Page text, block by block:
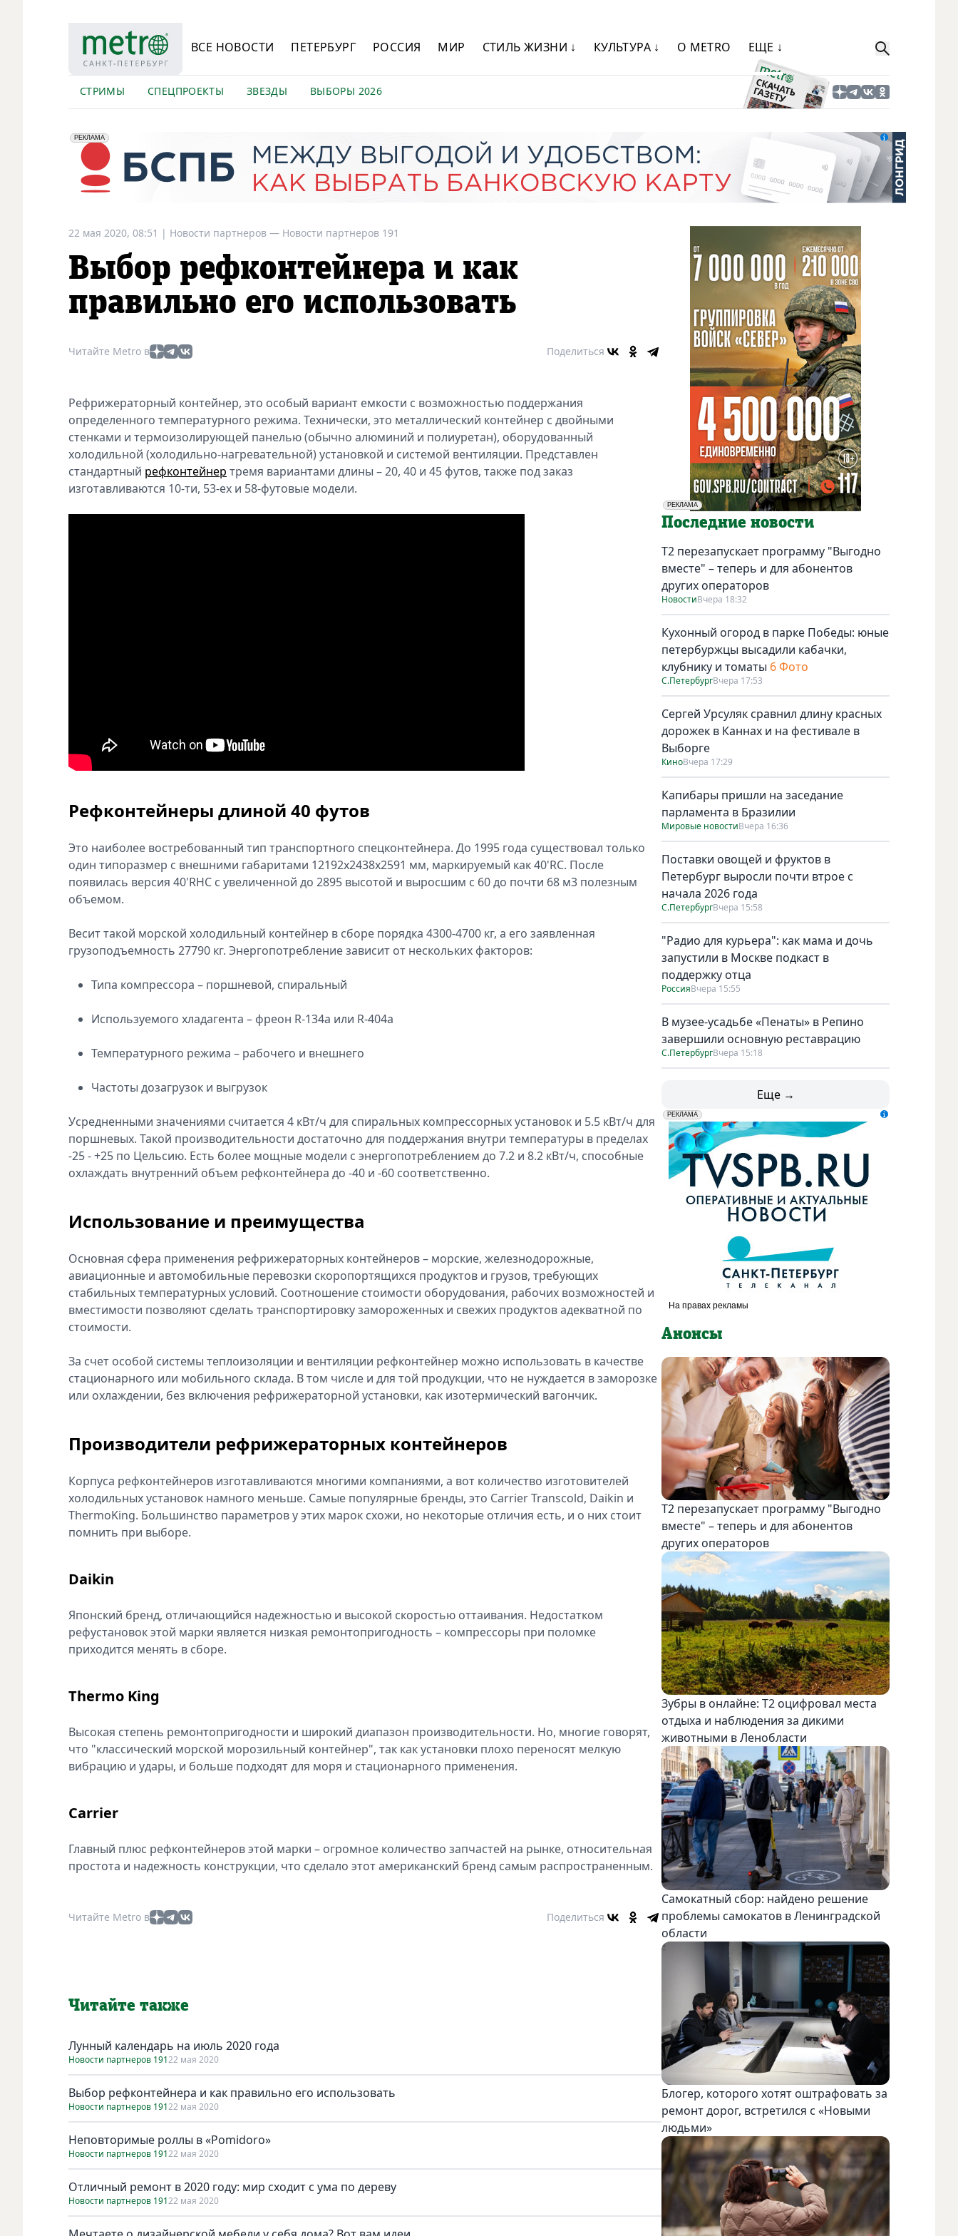
ВСЕ НОВОСТИ ПЕТЕРБУРГ РОССИЯ МИР СТИЛЬ ЖИЗНИ ↓ КУЛЬТУРА ↓ О METRO ЕЩЕ ↓
СТРИМЫ СПЕЦПРОЕКТЫ ЗВЕЗДЫ ВЫБОРЫ 2026
erid: 2VfnxyFybV5
РЕКЛАМА
ПАО "Банк "Санкт-Петербург", ИНН: 7831000027
22 мая 2020, 08:51 | Новости партнеров — Новости партнеров 191
Выбор рефконтейнера и как
правильно его использовать
Читайте Metro в Поделиться
Рефрижераторный контейнер, это особый вариант емкости с возможностью поддержания
определенного температурного режима. Технически, это металлический контейнер с двойными
стенками и термоизолирующей панелью (обычно алюминий и полиуретан), оборудованный
холодильной (холодильно-нагревательной) установкой и системой вентиляции. Представлен
стандартный рефконтейнер тремя вариантами длины – 20, 40 и 45 футов, также под заказ
изготавливаются 10-ти, 53-ех и 58-футовые модели.
Рефконтейнеры длиной 40 футов
Это наиболее востребованный тип транспортного спецконтейнера. До 1995 года существовал только
один типоразмер с внешними габаритами 12192х2438х2591 мм, маркируемый как 40'RC. После
появилась версия 40'RHC с увеличенной до 2895 высотой и выросшим с 60 до почти 68 м3 полезным
объемом.
Весит такой морской холодильный контейнер в сборе порядка 4300-4700 кг, а его заявленная
грузоподъемность 27790 кг. Энергопотребление зависит от нескольких факторов:
Типа компрессора – поршневой, спиральный
Используемого хладагента – фреон R-134а или R-404а
Температурного режима – рабочего и внешнего
Частоты дозагрузок и выгрузок
Усредненными значениями считается 4 кВт/ч для спиральных компрессорных установок и 5.5 кВт/ч для
поршневых. Такой производительности достаточно для поддержания внутри температуры в пределах
-25 - +25 по Цельсию. Есть более мощные модели с энергопотреблением до 7.2 и 8.2 кВт/ч, способные
охлаждать внутренний объем рефконтейнера до -40 и -60 соответственно.
Использование и преимущества
Основная сфера применения рефрижераторных контейнеров – морские, железнодорожные,
авиационные и автомобильные перевозки скоропортящихся продуктов и грузов, требующих
стабильных температурных условий. Соотношение стоимости оборудования, рабочих возможностей и
вместимости позволяют сделать транспортировку замороженных и свежих продуктов адекватной по
стоимости.
За счет особой системы теплоизоляции и вентиляции рефконтейнер можно использовать в качестве
стационарного или мобильного склада. В том числе и для той продукции, что не нуждается в заморозке
или охлаждении, без включения рефрижераторной установки, как изотермический вагончик.
Производители рефрижераторных контейнеров
Корпуса рефконтейнеров изготавливаются многими компаниями, а вот количество изготовителей
холодильных установок намного меньше. Самые популярные бренды, это Carrier Transcold, Daikin и
ThermoKing. Большинство параметров у этих марок схожи, но некоторые отличия есть, и о них стоит
помнить при выборе.
Daikin
Японский бренд, отличающийся надежностью и высокой скоростью оттаивания. Недостатком
рефустановок этой марки является низкая ремонтопригодность – компрессоры при поломке
приходится менять в сборе.
Thermo King
Высокая степень ремонтопригодности и широкий диапазон производительности. Но, многие говорят,
что "классический морской морозильный контейнер", так как установки плохо переносят мелкую
вибрацию и удары, и больше подходят для моря и стационарного применения.
Carrier
Главный плюс рефконтейнеров этой марки – огромное количество запчастей на рынке, относительная
простота и надежность конструкции, что сделало этот американский бренд самым распространенным.
Читайте Metro в Поделиться
Читайте также
Лунный календарь на июль 2020 года
Новости партнеров 19122 мая 2020
Выбор рефконтейнера и как правильно его использовать
Новости партнеров 19122 мая 2020
Неповторимые роллы в «Pomidoro»
Новости партнеров 19122 мая 2020
Отличный ремонт в 2020 году: мир сходит с ума по дереву
Новости партнеров 19122 мая 2020
РЕКЛАМА
Социальная реклама
Последние новости
Т2 перезапускает программу "Выгодно
вместе" – теперь и для абонентов
других операторов
НовостиВчера 18:32
Кухонный огород в парке Победы: юные
петербуржцы высадили кабачки,
клубнику и томаты 6 Фото
С.ПетербургВчера 17:53
Сергей Урсуляк сравнил длину красных
дорожек в Каннах и на фестивале в
Выборге
КиноВчера 17:29
Капибары пришли на заседание
парламента в Бразилии
Мировые новостиВчера 16:36
Поставки овощей и фруктов в
Петербург выросли почти втрое с
начала 2026 года
С.ПетербургВчера 15:58
"Радио для курьера": как мама и дочь
запустили в Москве подкаст в
поддержку отца
РоссияВчера 15:55
В музее-усадьбе «Пенаты» в Репино
завершили основную реставрацию
С.ПетербургВчера 15:18
Еще →
erid: LdtCK5udn
РЕКЛАМА
АО "ГАТР", ИНН: 7841320717
Анонсы
Т2 перезапускает программу "Выгодно
вместе" – теперь и для абонентов
других операторов
Зубры в онлайне: Т2 оцифровал места
отдыха и наблюдения за дикими
животными в Ленобласти
Самокатный сбор: найдено решение
проблемы самокатов в Ленинградской
области
Блогер, которого хотят оштрафовать за
ремонт дорог, встретился с «Новыми
людьми»